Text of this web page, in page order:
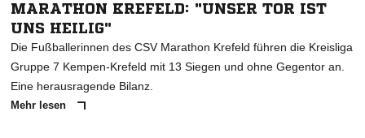
MARATHON KREFELD: "UNSER TOR IST
UNS HEILIG"
Die Fußballerinnen des CSV Marathon Krefeld führen die Kreisliga
Gruppe 7 Kempen-Krefeld mit 13 Siegen und ohne Gegentor an.
Eine herausragende Bilanz.
Mehr lesen